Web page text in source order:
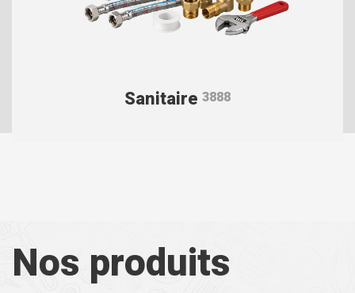
Sanitaire 3888
Nos produits